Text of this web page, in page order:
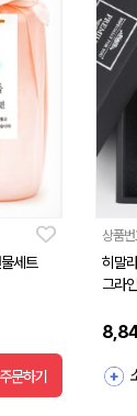
세트
주문하기
상품
히말
그라